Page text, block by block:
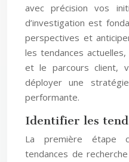
avec précision vos
d’investigation est
perspectives et
les tendances
et le parcours client,
déployer une
performante.
Identifier les
La première étape
tendances de